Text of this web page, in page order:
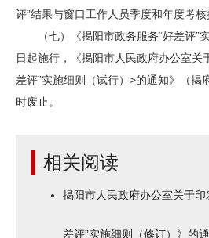
评”结果与窗口工作人员季度和年度考核
（七）《揭阳市政务服务“好差评”
日起施行，《揭阳市人民政府办公室关
差评”实施细则（试行）>的通知》（揭
时废止。
相关阅读
揭阳市人民政府办公室关于
差评”实施细则（修订）》的